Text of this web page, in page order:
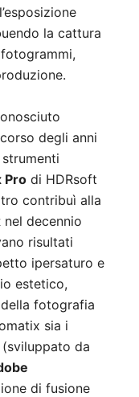
la cattura
degli anni
Pro di HDRsoft
contribuì alla
decennio
risultati
ipersaturo e
estetico,
fotografia
sia i
(sviluppato da
di fusione